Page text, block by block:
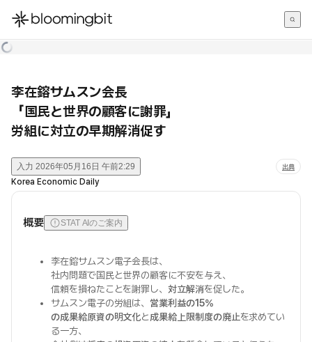
한국어
李在鎔サムスン会長
「国民と世界の顧客に謝罪」
労組に対立の早期解消促す
入力 2026年05月16日 午前2:29 出典
Korea Economic Daily
概要 STAT AIのご案内
李在鎔サムスン電子会長は、
社内問題で国民と世界の顧客に不安を与え、
信頼を損ねたことを謝罪し、対立解消を促した。
サムスン電子の労組は、 営業利益の15%
の成果給原資の明文化と成果給上限制度の廃止を求めてい
る一方、